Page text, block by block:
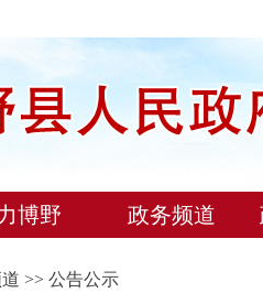
博野 政务频道
>> 公告公示